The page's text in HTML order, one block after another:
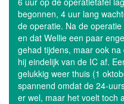
begonnen, 4 uur lang
de operatie. Na de
en dat Wellie een paar
gehad tijdens, maar ook
hij eindelijk van de IC af.
gelukkig weer thuis (1
spannend omdat de 24-
er wel, maar het voelt toch